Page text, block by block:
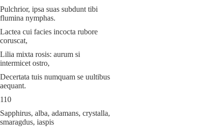
Pulchrior, ipsa suas subdunt tibi
flumina nymphas.
Lactea cui facies incocta rubore
coruscat,
Lilia mixta rosis: aurum si
intermicet ostro,
Decertata tuis numquam se uultibus
aequant.
110
Sapphirus, alba, adamans, crystalla,
smaragdus, iaspis